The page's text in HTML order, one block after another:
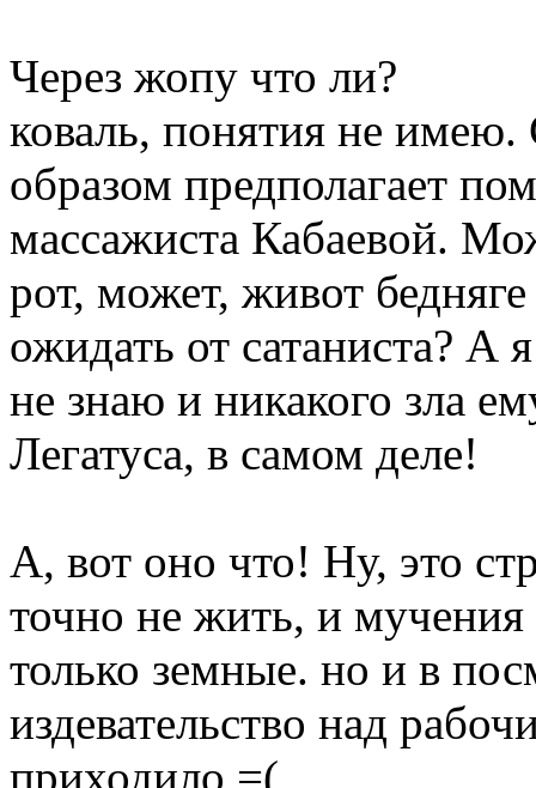
Через жопу что ли?
коваль, понятия не
образом предполагает
массажиста Кабаевой.
рот, может, живот
ожидать от сатаниста? А
не знаю и никакого зла
Легатуса, в самом деле!
А, вот оно что! Ну, это
точно не жить, и
только земные. но и в
издевательство над
приходило =(